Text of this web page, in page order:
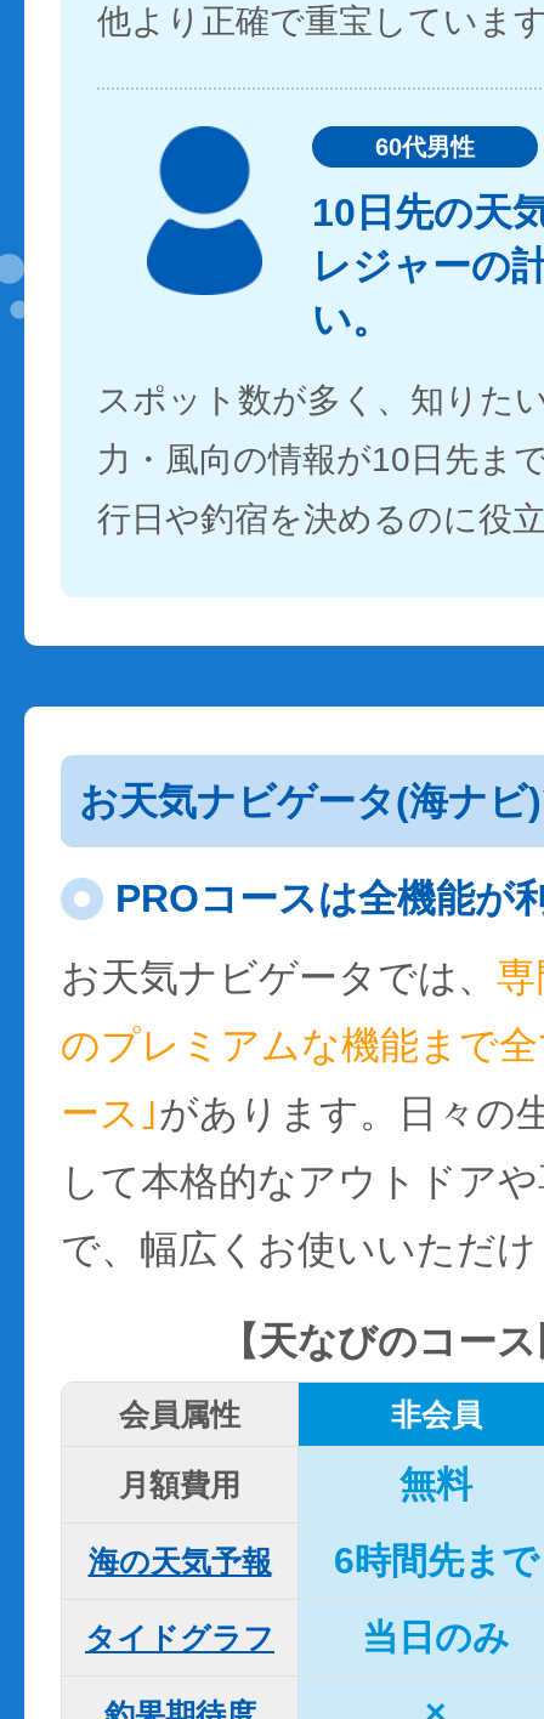
他より正確で重宝していま
60代男性
10日先の天
レジャーの
い。
スポット数が多く、知りた
力・風向の情報が10日先ま
行日や釣宿を決めるのに役
お天気ナビゲータ(海ナビ
PROコースは全機能が
お天気ナビゲータでは、
のプレミアムな機能まで
ース｣があります。日々の
して本格的なアウトドア
で、幅広くお使いいただ
【天なびのコー
会員属性 非会員
月額費用 無料
海の天気予報 6時間先まで
タイドグラフ 当日のみ